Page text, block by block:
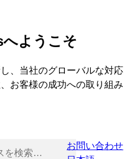
ようこそ
、当社のグローバルな対応
お客様の成功への取り組み
お問い合わせ